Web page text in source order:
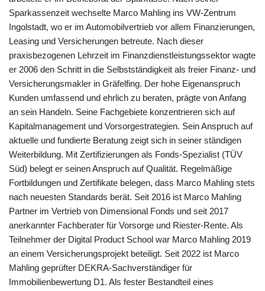
Sparkassenzeit wechselte Marco Mahling ins VW-Zentrum
Ingolstadt, wo er im Automobilvertrieb vor allem Finanzierungen,
Leasing und Versicherungen betreute. Nach dieser
praxisbezogenen Lehrzeit im Finanzdienstleistungssektor wagte
er 2006 den Schritt in die Selbstständigkeit als freier Finanz- und
Versicherungsmakler in Gräfelfing. Der hohe Eigenanspruch
Kunden umfassend und ehrlich zu beraten, prägte von Anfang
an sein Handeln. Seine Fachgebiete konzentrieren sich auf
Kapitalmanagement und Vorsorgestrategien. Sein Anspruch auf
aktuelle und fundierte Beratung zeigt sich in seiner ständigen
Weiterbildung. Mit Zertifizierungen als Fonds-Spezialist (TÜV
Süd) belegt er seinen Anspruch auf Qualität. Regelmäßige
Fortbildungen und Zertifikate belegen, dass Marco Mahling stets
nach neuesten Standards berät. Seit 2016 ist Marco Mahling
Partner im Vertrieb von Dimensional Fonds und seit 2017
anerkannter Fachberater für Vorsorge und Riester-Rente. Als
Teilnehmer der Digital Product School war Marco Mahling 2019
an einem Versicherungsprojekt beteiligt. Seit 2022 ist Marco
Mahling geprüfter DEKRA-Sachverständiger für
Immobilienbewertung D1. Als fester Bestandteil eines